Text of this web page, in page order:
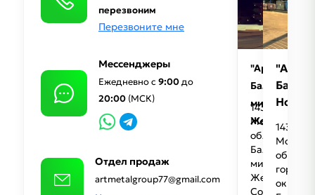
перезвоним
Перезвоните мне
Мессенджеры
Ежедневно с 9:00до
20:00 (МСК)
Отдел продаж
artmetalgroup77@gmail.com
Балашиха,
микрорайон
143987
Московская
область
Балашиха,
микрорайон
Советская
143985
область
округ